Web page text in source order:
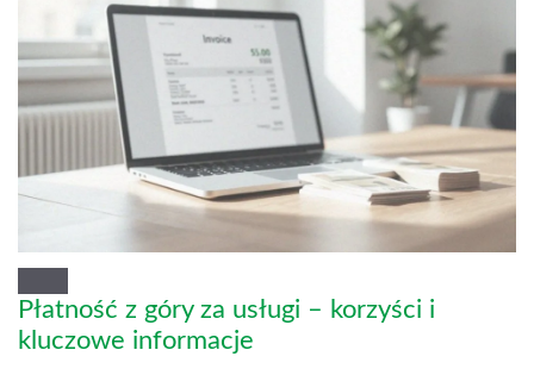
Płatność z góry za usługi – korzyści i
kluczowe informacje